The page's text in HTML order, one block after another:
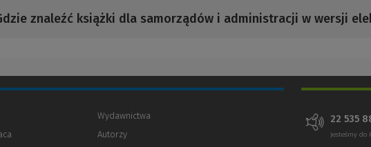
znaleźć książki dla samorządów i administracji w wersji
Wydawnictwa
Autorzy
22 535
Jesteśmy do